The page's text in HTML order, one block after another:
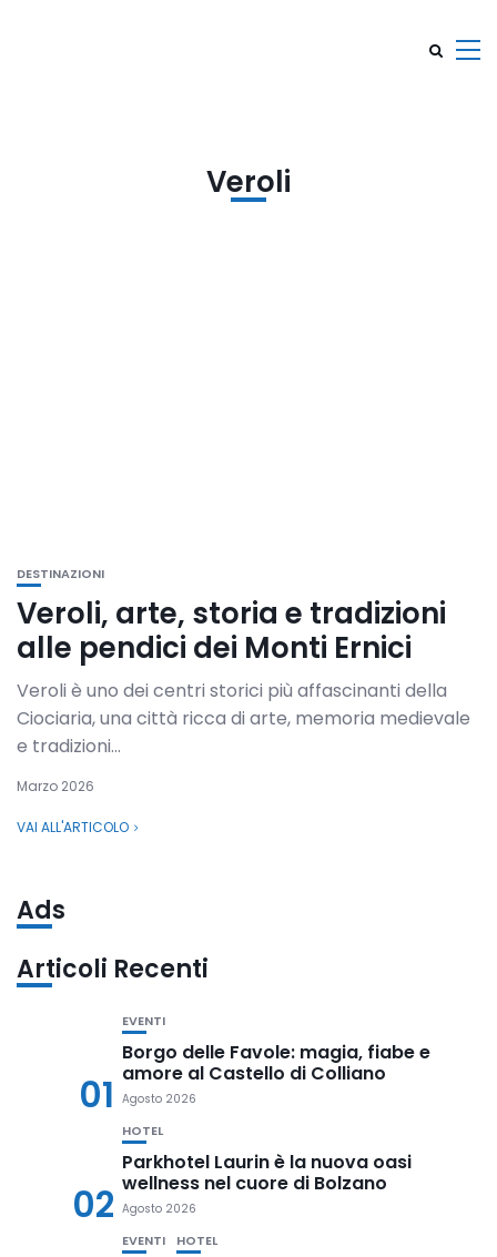
Veroli
DESTINAZIONI
Veroli, arte, storia e tradizioni
alle pendici dei Monti Ernici
Veroli è uno dei centri storici più affascinanti della
Ciociaria, una città ricca di arte, memoria medievale
e tradizioni...
Marzo 2026
VAI ALL'ARTICOLO
Ads
Articoli Recenti
01
EVENTI
Borgo delle Favole: magia, fiabe e
amore al Castello di Colliano
Agosto 2026
02
HOTEL
Parkhotel Laurin è la nuova oasi
wellness nel cuore di Bolzano
Agosto 2026
EVENTI HOTEL